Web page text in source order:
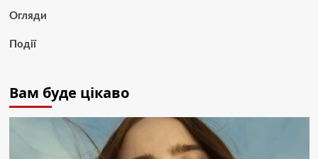
Огляди
Події
Вам буде цікаво